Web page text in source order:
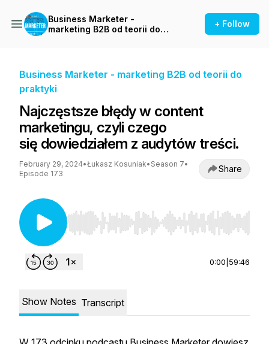
Business Marketer -
marketing B2B od teorii do
+ Follow
Business Marketer - marketing B2B od teorii do
praktyki
Najczęstsze błędy w content
marketingu, czyli czego
się dowiedziałem z audytów treści.
February 29, 2024•Łukasz Kosuniak• Season 7•
Episode 173
Share
Use Left/Right to seek, Home/End to jump to
0:00 59:46
Show Notes Transcript